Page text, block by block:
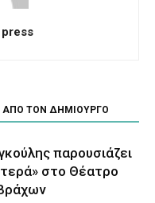
ΑΠΟ ΤΟΝ ΔΗΜΙΟΥΡΓΟ
παρουσιάζει
στο Θέατρο